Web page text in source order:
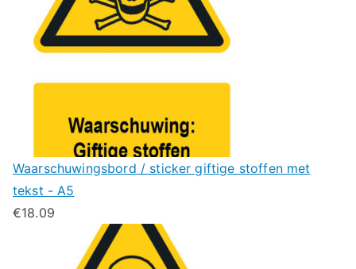
Waarschuwingsbord / sticker giftige stoffen met
tekst - A5
€18.09